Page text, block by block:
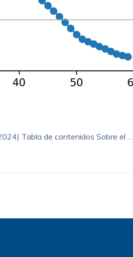
Tabla de contenidos Sobre el …